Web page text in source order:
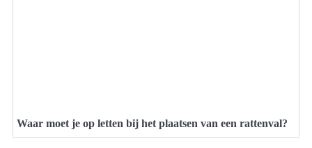
Waar moet je op letten bij het plaatsen van een rattenval?